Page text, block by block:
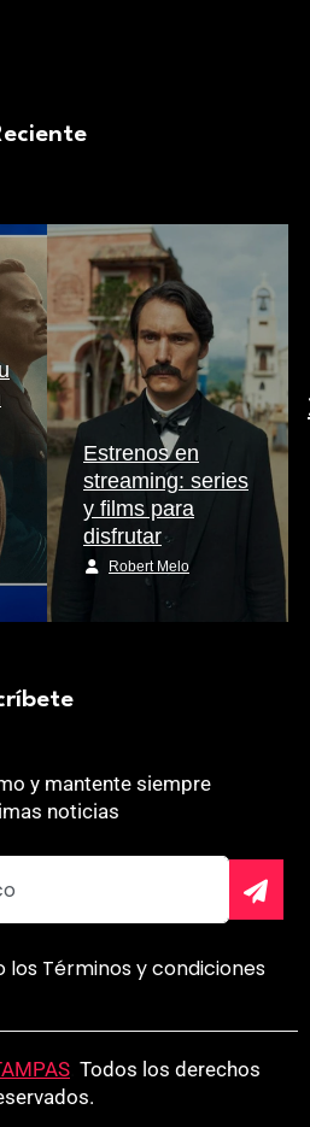
Estrenos en
streaming: series
y films para
disfrutar
Robert Melo
y mantente siempre
noticias
los Términos y condiciones
Todos los derechos